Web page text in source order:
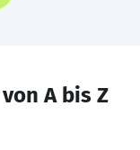
A bis Z